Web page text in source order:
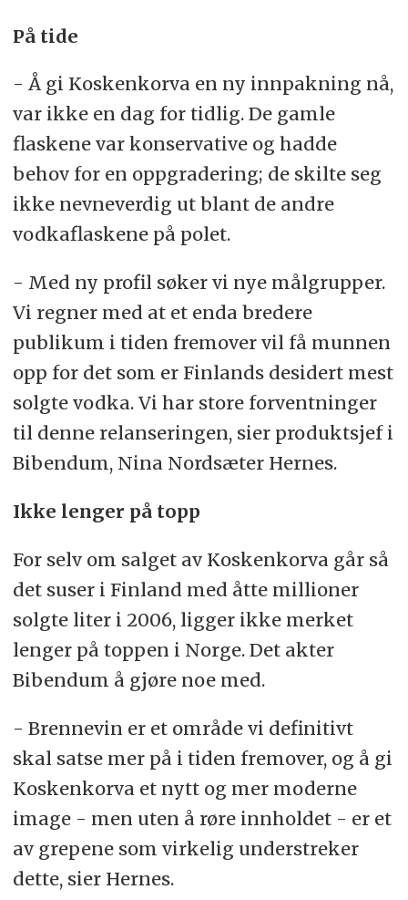
På tide
- Å gi Koskenkorva en ny innpakning nå,
var ikke en dag for tidlig. De gamle
flaskene var konservative og hadde
behov for en oppgradering; de skilte seg
ikke nevneverdig ut blant de andre
vodkaflaskene på polet.
- Med ny profil søker vi nye målgrupper.
Vi regner med at et enda bredere
publikum i tiden fremover vil få munnen
opp for det som er Finlands desidert mest
solgte vodka. Vi har store forventninger
til denne relanseringen, sier produktsjef i
Bibendum, Nina Nordsæter Hernes.
Ikke lenger på topp
For selv om salget av Koskenkorva går så
det suser i Finland med åtte millioner
solgte liter i 2006, ligger ikke merket
lenger på toppen i Norge. Det akter
Bibendum å gjøre noe med.
- Brennevin er et område vi definitivt
skal satse mer på i tiden fremover, og å gi
Koskenkorva et nytt og mer moderne
image - men uten å røre innholdet - er et
av grepene som virkelig understreker
dette, sier Hernes.